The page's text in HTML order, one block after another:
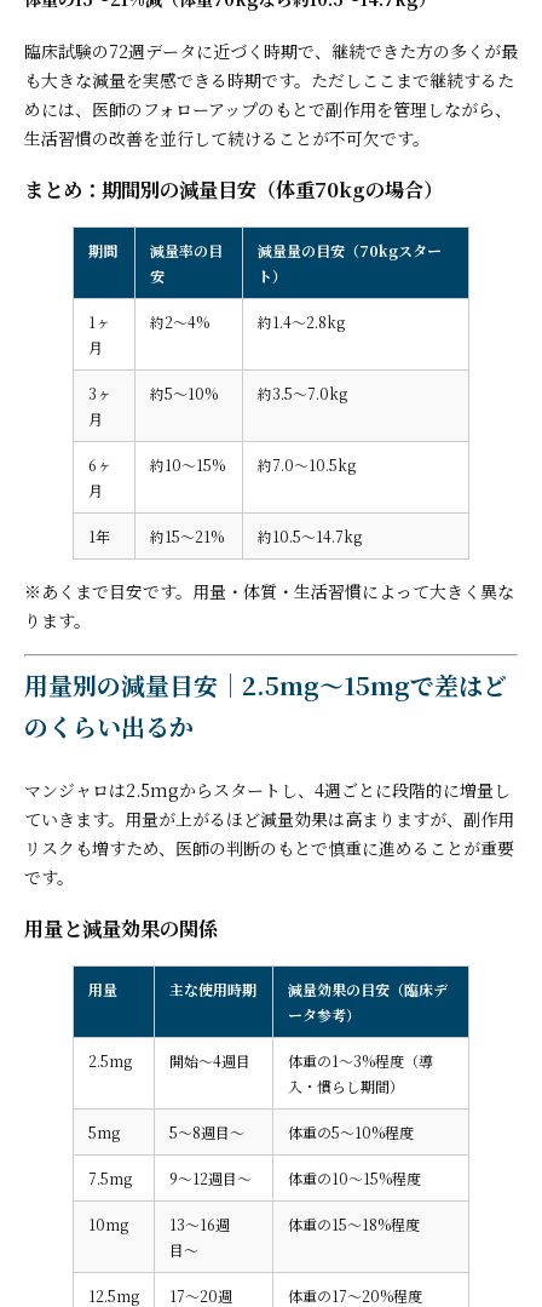
臨床試験の72週データに近づく時期で、継続できた方の多くが最
も大きな減量を実感できる時期です。ただしここまで継続するた
めには、医師のフォローアップのもとで副作用を管理しながら、
生活習慣の改善を並行して続けることが不可欠です。
まとめ：期間別の減量目安（体重70kgの場合）
期間
減量率の目
安
減量量の目安（70kgスター
ト）
1ヶ
月
約2〜4% 約1.4〜2.8kg
3ヶ
月
約5〜10% 約3.5〜7.0kg
6ヶ
月
約10〜15% 約7.0〜10.5kg
1年 約15〜21% 約10.5〜14.7kg
※あくまで目安です。用量・体質・生活習慣によって大きく異な
ります。
用量別の減量目安｜2.5mg〜15mgで差はど
のくらい出るか
マンジャロは2.5mgからスタートし、4週ごとに段階的に増量し
ていきます。用量が上がるほど減量効果は高まりますが、副作用
リスクも増すため、医師の判断のもとで慎重に進めることが重要
です。
用量と減量効果の関係
用量 主な使用時期
減量効果の目安（臨床デ
ータ参考）
2.5mg 開始〜4週目
体重の1〜3%程度（導
入・慣らし期間）
5mg 5〜8週目〜 体重の5〜10%程度
7.5mg 9〜12週目〜 体重の10〜15%程度
10mg
13〜16週
目〜
体重の15〜18%程度
12.5mg
17〜20週
体重の17〜20%程度